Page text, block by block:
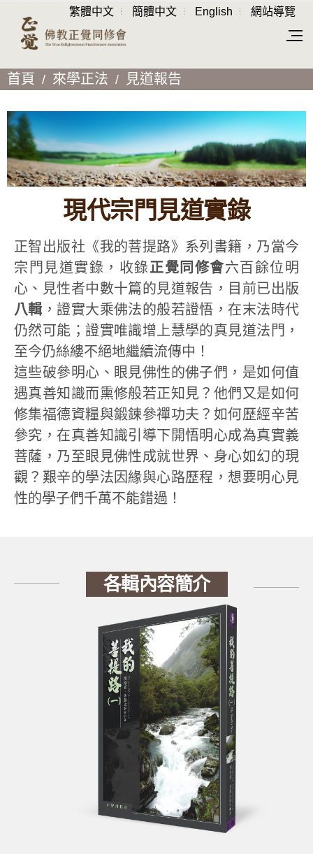
繁體中文 簡體中文 English 網站導覽
首頁 來學正法 見道報告
現代宗門見道實錄
正智出版社《我的菩提路》系列書籍，乃當今
宗門見道實錄，收錄正覺同修會六百餘位明
心、見性者中數十篇的見道報告，目前已出版
八輯 ，證實大乘佛法的般若證悟，在末法時代
仍然可能；證實唯識增上慧學的真見道法門，
至今仍絲縷不絕地繼續流傳中！
這些破參明心、眼見佛性的佛子們，是如何值
遇真善知識而熏修般若正知見？他們又是如何
修集福德資糧與鍛鍊參禪功夫？如何歷經辛苦
參究，在真善知識引導下開悟明心成為真實義
菩薩，乃至眼見佛性成就世界、身心如幻的現
觀？艱辛的學法因緣與心路歷程，想要明心見
性的學子們千萬不能錯過！
各輯內容簡介